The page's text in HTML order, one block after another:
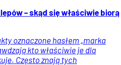
– skąd się właściwie biorą
oznaczone hasłem „marka
kto właściwie je dla
Często znają tych